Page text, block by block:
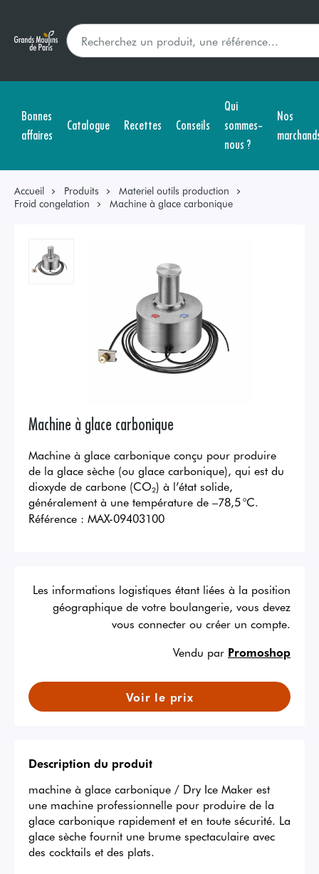
Bonnes
affaires
Catalogue Recettes Conseils
Qui
sommes-
nous ?
Nos
Accueil Produits
Materiel outils production
Froid congelation
Machine à glace carbonique
Machine à glace carbonique
Machine à glace carbonique conçu pour produire
de la glace sèche (ou glace carbonique), qui est du
dioxyde de carbone (CO₂) à l’état solide,
généralement à une température de –78,5 °C.
Référence : MAX-09403100
Les informations logistiques étant liées à la position
géographique de votre boulangerie, vous devez
vous connecter ou créer un compte.
Vendu par Promoshop
Voir le prix
Description du produit
machine à glace carbonique / Dry Ice Maker est
une machine professionnelle pour produire de la
glace carbonique rapidement et en toute sécurité. La
glace sèche fournit une brume spectaculaire avec
des cocktails et des plats.